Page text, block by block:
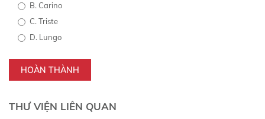
B. Carino
C. Triste
D. Lungo
HOÀN THÀNH
THƯ VIỆN LIÊN QUAN